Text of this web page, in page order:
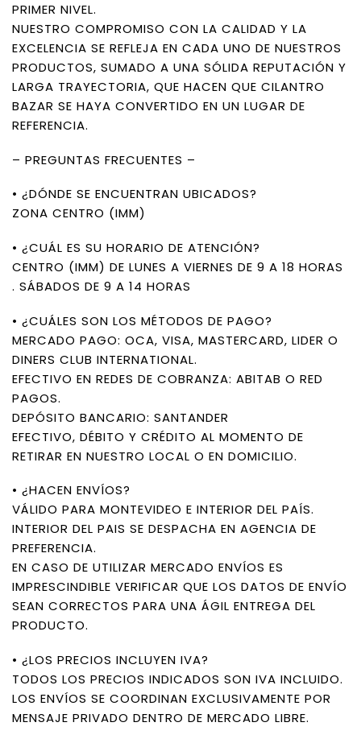
PRIMER NIVEL.
NUESTRO COMPROMISO CON LA CALIDAD Y LA
EXCELENCIA SE REFLEJA EN CADA UNO DE NUESTROS
PRODUCTOS, SUMADO A UNA SÓLIDA REPUTACIÓN Y
LARGA TRAYECTORIA, QUE HACEN QUE CILANTRO
BAZAR SE HAYA CONVERTIDO EN UN LUGAR DE
REFERENCIA.
– PREGUNTAS FRECUENTES –
• ¿DÓNDE SE ENCUENTRAN UBICADOS?
ZONA CENTRO (IMM)
• ¿CUÁL ES SU HORARIO DE ATENCIÓN?
CENTRO (IMM) DE LUNES A VIERNES DE 9 A 18 HORAS
. SÁBADOS DE 9 A 14 HORAS
• ¿CUÁLES SON LOS MÉTODOS DE PAGO?
MERCADO PAGO: OCA, VISA, MASTERCARD, LIDER O
DINERS CLUB INTERNATIONAL.
EFECTIVO EN REDES DE COBRANZA: ABITAB O RED
PAGOS.
DEPÓSITO BANCARIO: SANTANDER
EFECTIVO, DÉBITO Y CRÉDITO AL MOMENTO DE
RETIRAR EN NUESTRO LOCAL O EN DOMICILIO.
• ¿HACEN ENVÍOS?
VÁLIDO PARA MONTEVIDEO E INTERIOR DEL PAÍS.
INTERIOR DEL PAIS SE DESPACHA EN AGENCIA DE
PREFERENCIA.
EN CASO DE UTILIZAR MERCADO ENVÍOS ES
IMPRESCINDIBLE VERIFICAR QUE LOS DATOS DE ENVÍO
SEAN CORRECTOS PARA UNA ÁGIL ENTREGA DEL
PRODUCTO.
• ¿LOS PRECIOS INCLUYEN IVA?
TODOS LOS PRECIOS INDICADOS SON IVA INCLUIDO.
LOS ENVÍOS SE COORDINAN EXCLUSIVAMENTE POR
MENSAJE PRIVADO DENTRO DE MERCADO LIBRE.